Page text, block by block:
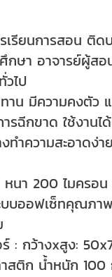
เรียนการสอน ติด
กษา อาจารย์ผู้ส
วไป
น มีความคงตัว แ
รฉีกขาด ใช้งานไ
ทำความสะอาดง่า
นา 200 ไมครอน
บออฟเซ็ทคุณภา
ร์ : กว้างxสูง:
ติก น้ำหนัก 100